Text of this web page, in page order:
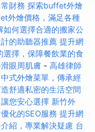
財務 探索buffet外燴
外燴價格，滿足各種
如何選擇合適的搬家公
的助聽器推薦 提升網
選擇，保障餐飲業的食
眼周肌膚 - 高雄律師
中式外燴菜單，傳承經
舒適私密的生活空間
您安心選擇 新竹外
化的SEO服務 提升網
紹，專業解決疑慮 台